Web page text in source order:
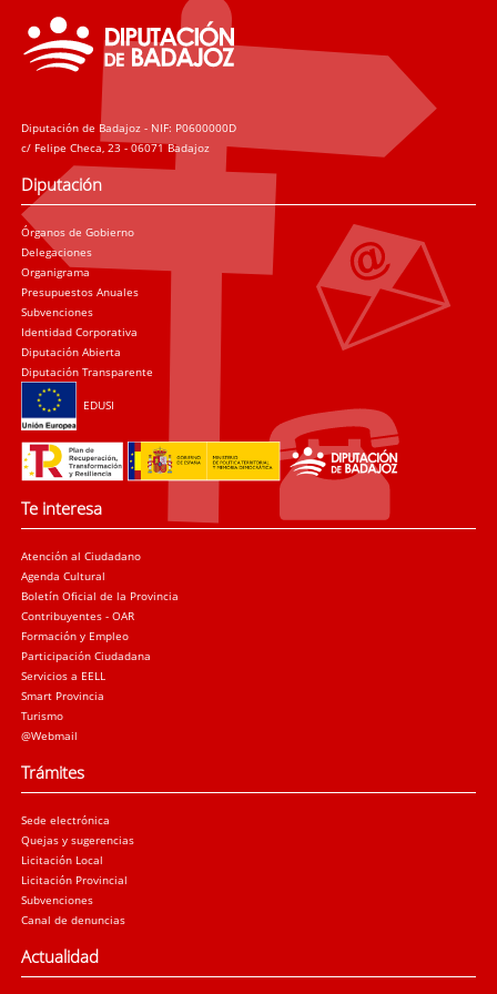
Diputación de Badajoz - NIF: P0600000D
c/ Felipe Checa, 23 - 06071 Badajoz
Diputación
Órganos de Gobierno
Delegaciones
Organigrama
Presupuestos Anuales
Subvenciones
Identidad Corporativa
Diputación Abierta
Diputación Transparente
EDUSI
Te interesa
Atención al Ciudadano
Agenda Cultural
Boletín Oficial de la Provincia
Contribuyentes - OAR
Formación y Empleo
Participación Ciudadana
Servicios a EELL
Smart Provincia
Turismo
@Webmail
Trámites
Sede electrónica
Quejas y sugerencias
Licitación Local
Licitación Provincial
Subvenciones
Canal de denuncias
Actualidad